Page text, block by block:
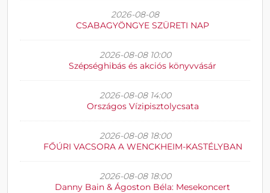
2026-08-08
CSABAGYÖNGYE SZÜRETI NAP
2026-08-08 10:00
Szépséghibás és akciós könyvvásár
2026-08-08 14:00
Országos Vízipisztolycsata
2026-08-08 18:00
FŐÚRI VACSORA A WENCKHEIM-KASTÉLYBAN
2026-08-08 18:00
Danny Bain & Ágoston Béla: Mesekoncert